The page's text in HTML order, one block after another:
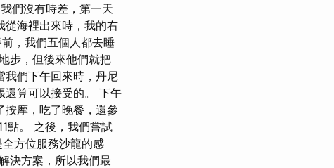
們沒有時差，第一天
從海裡出來時，我的右
，我們五個人都去睡
步，但後來他們就把
們下午回來時，丹尼
算可以接受的。 下午
按摩，吃了晚餐，還參
點。 之後，我們嘗試
方位服務沙龍的感
決方案，所以我們最